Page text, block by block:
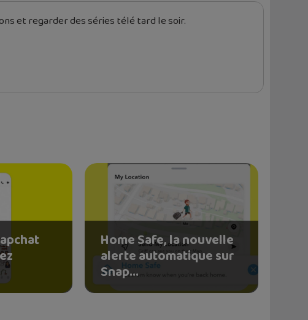
et regarder des séries télé tard le soir.
Home Safe, la nouvelle
alerte automatique sur
Snap...